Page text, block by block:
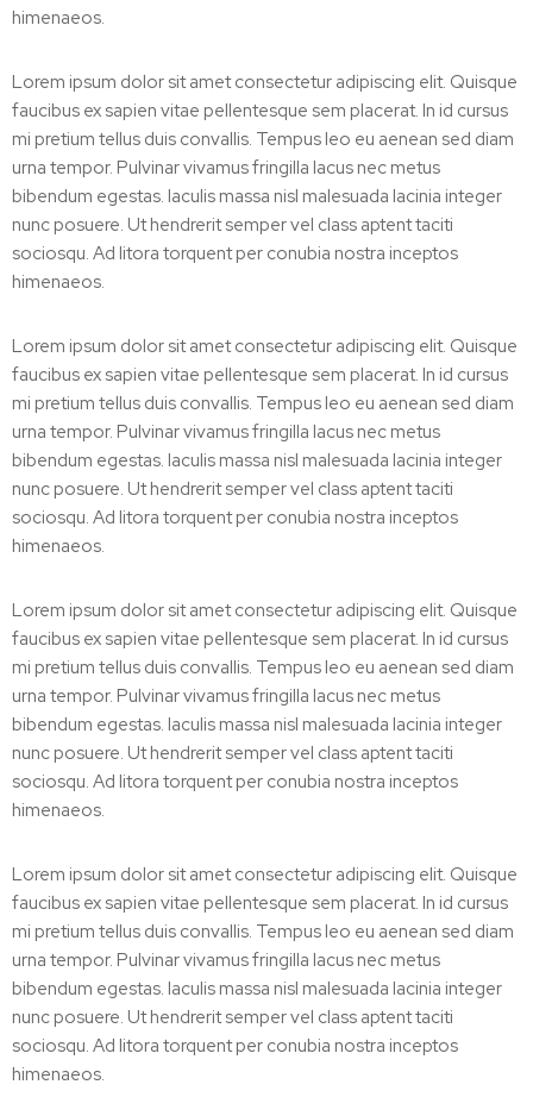
himenaeos.
Lorem ipsum dolor sit amet consectetur adipiscing elit. Quisque
faucibus ex sapien vitae pellentesque sem placerat. In id cursus
mi pretium tellus duis convallis. Tempus leo eu aenean sed diam
urna tempor. Pulvinar vivamus fringilla lacus nec metus
bibendum egestas. Iaculis massa nisl malesuada lacinia integer
nunc posuere. Ut hendrerit semper vel class aptent taciti
sociosqu. Ad litora torquent per conubia nostra inceptos
himenaeos.
Lorem ipsum dolor sit amet consectetur adipiscing elit. Quisque
faucibus ex sapien vitae pellentesque sem placerat. In id cursus
mi pretium tellus duis convallis. Tempus leo eu aenean sed diam
urna tempor. Pulvinar vivamus fringilla lacus nec metus
bibendum egestas. Iaculis massa nisl malesuada lacinia integer
nunc posuere. Ut hendrerit semper vel class aptent taciti
sociosqu. Ad litora torquent per conubia nostra inceptos
himenaeos.
Lorem ipsum dolor sit amet consectetur adipiscing elit. Quisque
faucibus ex sapien vitae pellentesque sem placerat. In id cursus
mi pretium tellus duis convallis. Tempus leo eu aenean sed diam
urna tempor. Pulvinar vivamus fringilla lacus nec metus
bibendum egestas. Iaculis massa nisl malesuada lacinia integer
nunc posuere. Ut hendrerit semper vel class aptent taciti
sociosqu. Ad litora torquent per conubia nostra inceptos
himenaeos.
Lorem ipsum dolor sit amet consectetur adipiscing elit. Quisque
faucibus ex sapien vitae pellentesque sem placerat. In id cursus
mi pretium tellus duis convallis. Tempus leo eu aenean sed diam
urna tempor. Pulvinar vivamus fringilla lacus nec metus
bibendum egestas. Iaculis massa nisl malesuada lacinia integer
nunc posuere. Ut hendrerit semper vel class aptent taciti
sociosqu. Ad litora torquent per conubia nostra inceptos
himenaeos.